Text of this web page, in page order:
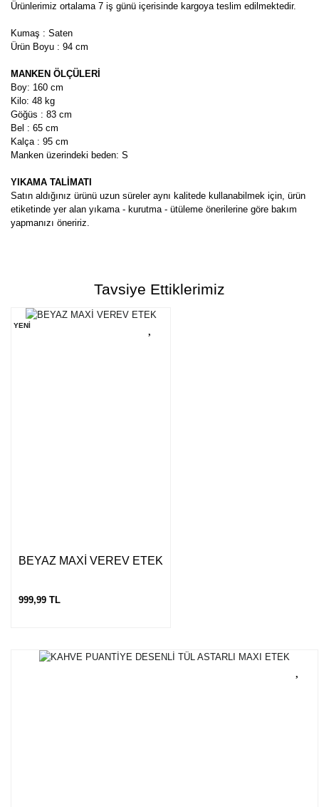
Ürünlerimiz ortalama 7 iş günü içerisinde kargoya teslim edilmektedir.
Kumaş : Saten
Ürün Boyu : 94 cm
MANKEN ÖLÇÜLERİ
Boy: 160 cm
Kilo: 48 kg
Göğüs : 83 cm
Bel : 65 cm
Kalça : 95 cm
Manken üzerindeki beden: S
YIKAMA TALİMATI
Satın aldığınız ürünü uzun süreler aynı kalitede kullanabilmek için, ürün
etiketinde yer alan yıkama - kurutma - ütüleme önerilerine göre bakım
yapmanızı öneririz.
tarafımıza iletebilirsiniz.
Görüş ve önerileriniz için teşekkür ederiz.
Ürün resmi kalitesiz, bozuk veya görüntülenemiyor.
Tavsiye Ettiklerimiz
YENİ
BEYAZ MAXİ VEREV ETEK
999,99 TL